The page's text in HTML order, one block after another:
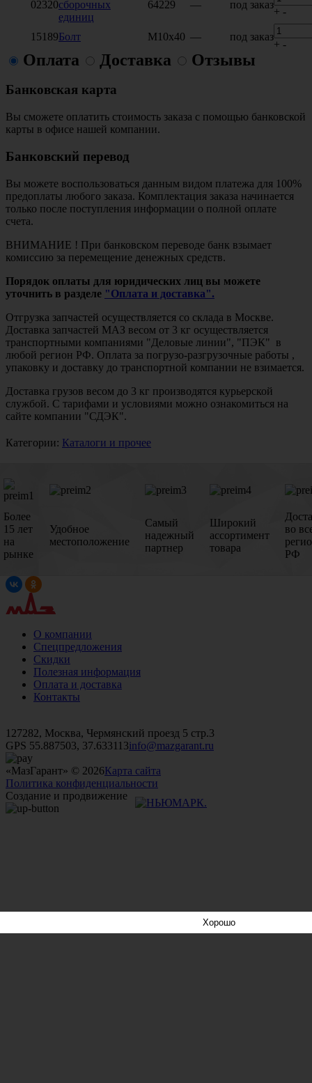
02320сборочных
единиц
64229 — под заказ
+ -
15189Болт М10х40 — под заказ
+ -
Оплата Доставка Отзывы
Банковская карта
Вы сможете оплатить стоимость заказа с помощью банковской
карты в офисе нашей компании.
Банковский перевод
Вы можете воспользоваться данным видом платежа для 100%
предоплаты любого заказа. Комплектация заказа начинается
только после поступления информации о полной оплате
счета.
ВНИМАНИЕ ! При банковском переводе банк взымает
комиссию за перемещение денежных средств.
Порядок оплаты для юридических лиц вы можете
уточнить в разделе "Оплата и доставка".
Отгрузка запчастей осуществляется со склада в Москве.
Доставка запчастей МАЗ весом от 3 кг осуществляется
транспортными компаниями "Деловые линии", "ПЭК" в
любой регион РФ. Оплата за погрузо-разгрузочные работы ,
упаковку и доставку до транспортной компании не взимается.
Доставка грузов весом до 3 кг производятся курьерской
службой. С тарифами и условиями можно ознакомиться на
сайте компании "СДЭК".
Категории: Каталоги и прочее
Более
15 лет
на
рынке
Удобное
местоположение
Самый
надежный
партнер
Широкий
ассортимент
товара
во
РФ
О компании
Спецпредложения
Скидки
Полезная информация
Оплата и доставка
Контакты
127282, Москва, Чермянский проезд 5 стр.3
GPS 55.887503, 37.633113info@mazgarant.ru
«МазГарант» © 2026Карта сайта
Политика конфиденциальности
Создание и продвижение
Хорошо